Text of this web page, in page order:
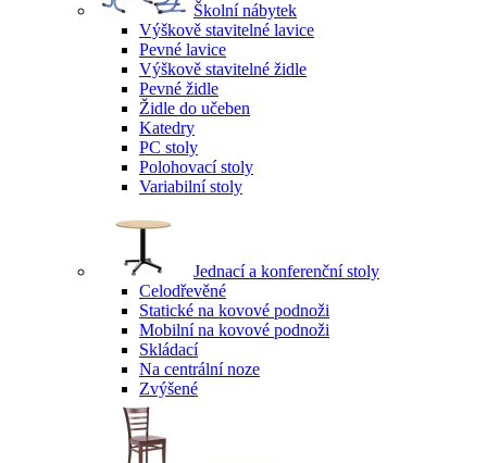
Školní nábytek
Výškově stavitelné lavice
Pevné lavice
Výškově stavitelné židle
Pevné židle
Židle do učeben
Katedry
PC stoly
Polohovací stoly
Variabilní stoly
Jednací a konferenční stoly
Celodřevěné
Statické na kovové podnoži
Mobilní na kovové podnoži
Skládací
Na centrální noze
Zvýšené